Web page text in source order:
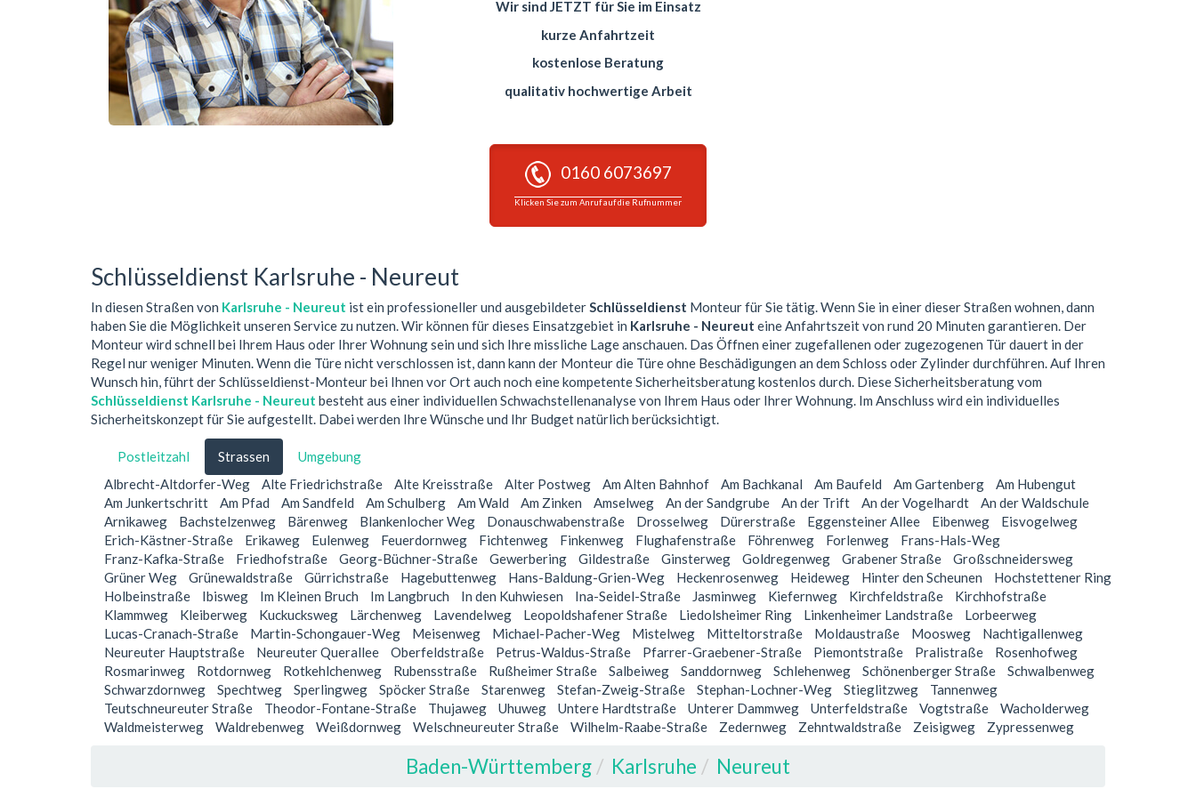
Wir sind JETZT für Sie im Einsatz
kurze Anfahrtzeit
kostenlose Beratung
qualitativ hochwertige Arbeit
0160 6073697
Klicken Sie zum Anruf auf die Rufnummer
Schlüsseldienst Karlsruhe - Neureut
In diesen Straßen von Karlsruhe - Neureut ist ein professioneller und ausgebildeterSchlüsseldienst Monteur für Sie tätig. Wenn Sie in einer dieser Straßen wohnen, dann
haben Sie die Möglichkeit unseren Service zu nutzen. Wir können für dieses Einsatzgebiet in Karlsruhe - Neureut eine Anfahrtszeit von rund 20 Minuten garantieren. Der
Monteur wird schnell bei Ihrem Haus oder Ihrer Wohnung sein und sich Ihre missliche Lage anschauen. Das Öffnen einer zugefallenen oder zugezogenen Tür dauert in der
Regel nur weniger Minuten. Wenn die Türe nicht verschlossen ist, dann kann der Monteur die Türe ohne Beschädigungen an dem Schloss oder Zylinder durchführen. Auf Ihren
Wunsch hin, führt der Schlüsseldienst-Monteur bei Ihnen vor Ort auch noch eine kompetente Sicherheitsberatung kostenlos durch. Diese Sicherheitsberatung vom
Schlüsseldienst Karlsruhe - Neureut besteht aus einer individuellen Schwachstellenanalyse von Ihrem Haus oder Ihrer Wohnung. Im Anschluss wird ein individuelles
Sicherheitskonzept für Sie aufgestellt. Dabei werden Ihre Wünsche und Ihr Budget natürlich berücksichtigt.
Postleitzahl Strassen
Umgebung
Albrecht-Altdorfer-Weg
Alte Friedrichstraße Alte Kreisstraße Alter Postweg Am Alten Bahnhof Am Bachkanal Am Baufeld Am Gartenberg
Am Hubengut
Am Junkertschritt
Am Pfad Am Sandfeld Am Schulberg Am Wald Am Zinken Amselweg An der Sandgrube An der Trift An der Vogelhardt
An der Waldschule
Arnikaweg
Bachstelzenweg Bärenweg Blankenlocher Weg Donauschwabenstraße Drosselweg Dürerstraße Eggensteiner Allee Eibenweg
Eisvogelweg
Erich-Kästner-Straße
Erikaweg Eulenweg Feuerdornweg Fichtenweg Finkenweg Flughafenstraße Föhrenweg Forlenweg
Frans-Hals-Weg
Franz-Kafka-Straße
Friedhofstraße Georg-Büchner-Straße Gewerbering Gildestraße Ginsterweg Goldregenweg Grabener Straße
Großschneidersweg
Grüner Weg
Grünewaldstraße Gürrichstraße Hagebuttenweg Hans-Baldung-Grien-Weg Heckenrosenweg Heideweg Hinter den Scheunen
Hochstettener Ring
Holbeinstraße
Ibisweg Im Kleinen Bruch Im Langbruch In den Kuhwiesen Ina-Seidel-Straße Jasminweg Kiefernweg Kirchfeldstraße
Kirchhofstraße
Klammweg
Kleiberweg Kuckucksweg Lärchenweg Lavendelweg Leopoldshafener Straße Liedolsheimer Ring Linkenheimer Landstraße
Lorbeerweg
Lucas-Cranach-Straße
Martin-Schongauer-Weg Meisenweg Michael-Pacher-Weg Mistelweg Mitteltorstraße Moldaustraße Moosweg
Nachtigallenweg
Neureuter Hauptstraße
Neureuter Querallee Oberfeldstraße Petrus-Waldus-Straße Pfarrer-Graebener-Straße Piemontstraße Pralistraße
Rosenhofweg
Rosmarinweg
Rotdornweg Rotkehlchenweg Rubensstraße Rußheimer Straße Salbeiweg Sanddornweg Schlehenweg Schönenberger Straße
Schwalbenweg
Schwarzdornweg
Spechtweg Sperlingweg Spöcker Straße Starenweg Stefan-Zweig-Straße Stephan-Lochner-Weg Stieglitzweg
Tannenweg
Teutschneureuter Straße
Theodor-Fontane-Straße Thujaweg Uhuweg Untere Hardtstraße Unterer Dammweg Unterfeldstraße Vogtstraße
Wacholderweg
Waldmeisterweg
Waldrebenweg Weißdornweg Welschneureuter Straße Wilhelm-Raabe-Straße Zedernweg Zehntwaldstraße Zeisigweg Zypressenweg
Baden-Württemberg Karlsruhe Neureut